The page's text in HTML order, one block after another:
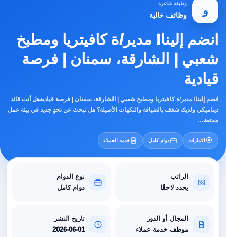
و
وظيفة شاغرة
وظائف خالية
انضم إلينا! مدير/ة كافيتريا ومطبخ
شعبي | الشارقة، سمنان | فرصة
قيادية
انضم إلينا! مدير/ة كافيتريا ومطبخ شعبي | الشارقة، سمنان | فرصة قياديةهل أنت قائد
ديناميكي ولديك شغف بالضيافة والنكهات الأصيلة؟ هل تبحث عن تحدٍ جديد في بيئة عمل
ممتعة…
الامارات دوام كامل خدمة العملاء
الراتب
يحدد لاحقًا
نوع الدوام
دوام كامل
المجال أو الدور
موظف خدمة عملاء
تاريخ النشر
2026-06-01